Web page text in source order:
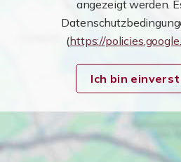
angezeigt werden.
(https://
Ich bin